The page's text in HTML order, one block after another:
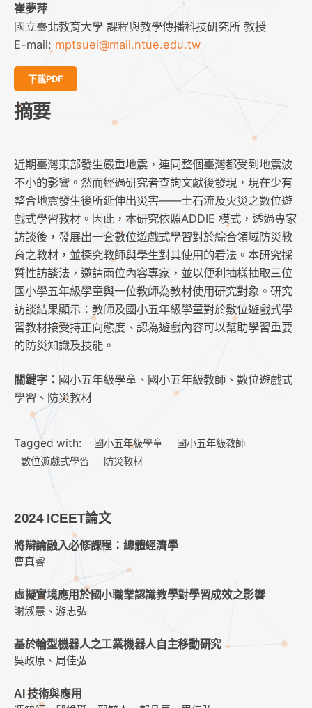
崔夢萍
國立臺北教育大學 課程與教學傳播科技研究所 教授
E-mail: mptsuei@mail.ntue.edu.tw
下載PDF
摘要
近期臺灣東部發生嚴重地震，連同整個臺灣都受到地震波
不小的影響。然而經過研究者查詢文獻後發現，現在少有
整合地震發生後所延伸出災害——土石流及火災之數位遊
戲式學習教材。因此，本研究依照ADDIE 模式，透過專家
訪談後，發展出一套數位遊戲式學習對於綜合領域防災教
育之教材，並探究教師與學生對其使用的看法。本研究採
質性訪談法，邀請兩位內容專家，並以便利抽樣抽取三位
國小學五年級學童與一位教師為教材使用研究對象。研究
訪談結果顯示：教師及國小五年級學童對於數位遊戲式學
習教材接受持正向態度、認為遊戲內容可以幫助學習重要
的防災知識及技能。
關鍵字： 國小五年級學童、國小五年級教師、數位遊戲式
學習、防災教材
Tagged with: 國小五年級學童
國小五年級教師
數位遊戲式學習
防災教材
2024 ICEET論文
將辯論融入必修課程：總體經濟學
曹真睿
虛擬實境應用於國小職業認識教學對學習成效之影響
謝淑慧、游志弘
基於輪型機器人之工業機器人自主移動研究
吳政原、周佳弘
AI 技術與應用